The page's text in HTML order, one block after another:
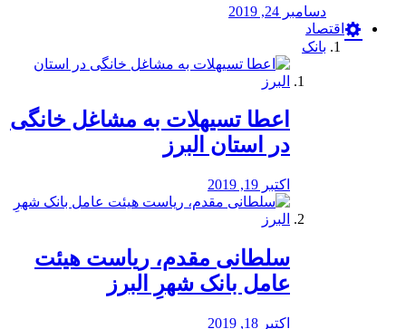
دسامبر 24, 2019
اقتصاد
بانک
️اعطا تسیهلات به مشاغل خانگی
در استان البرز
اکتبر 19, 2019
سلطانی مقدم، ریاست هیئت
عامل بانک شهرِ البرز
اکتبر 18, 2019